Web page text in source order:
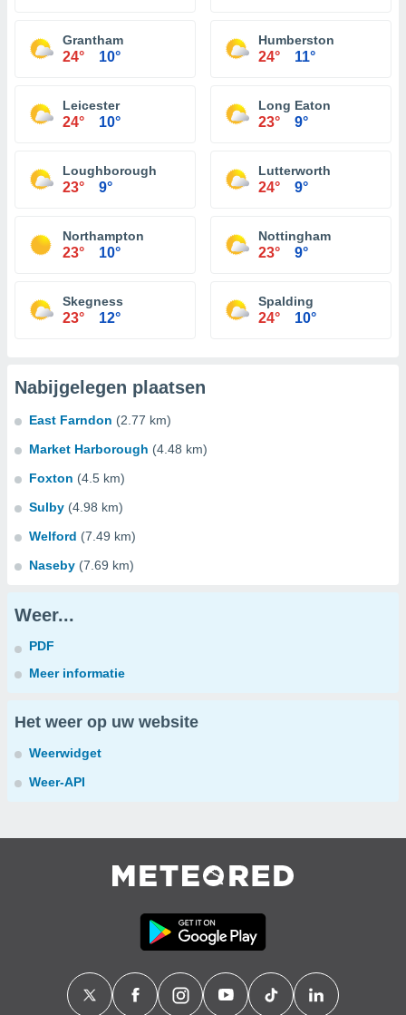
Grantham
24° 10°
Humberston
24° 11°
Leicester
24° 10°
Long Eaton
23° 9°
Loughborough
23° 9°
Lutterworth
24° 9°
Northampton
23° 10°
Nottingham
23° 9°
Skegness
23° 12°
Spalding
24° 10°
Nabijgelegen plaatsen
East Farndon (2.77 km)
Market Harborough (4.48 km)
Foxton (4.5 km)
Sulby (4.98 km)
Welford (7.49 km)
Naseby (7.69 km)
Weer...
PDF
Meer informatie
Het weer op uw website
Weerwidget
Weer-API